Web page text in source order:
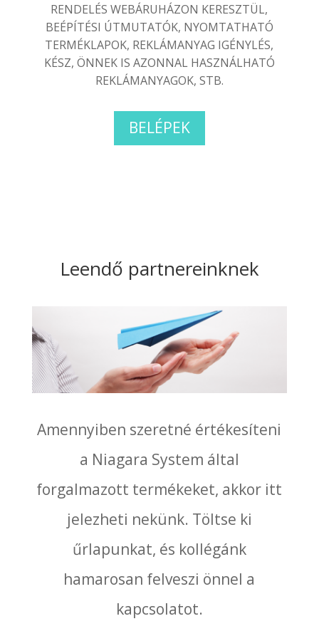
RENDELÉS WEBÁRUHÁZON KERESZTÜL,
BEÉPÍTÉSI ÚTMUTATÓK, NYOMTATHATÓ
TERMÉKLAPOK, REKLÁMANYAG IGÉNYLÉS,
KÉSZ, ÖNNEK IS AZONNAL HASZNÁLHATÓ
REKLÁMANYAGOK, STB.
BELÉPEK
Leendő partnereinknek
Amennyiben szeretné értékesíteni
a Niagara System által
forgalmazott termékeket, akkor itt
jelezheti nekünk. Töltse ki
űrlapunkat, és kollégánk
hamarosan felveszi önnel a
kapcsolatot.